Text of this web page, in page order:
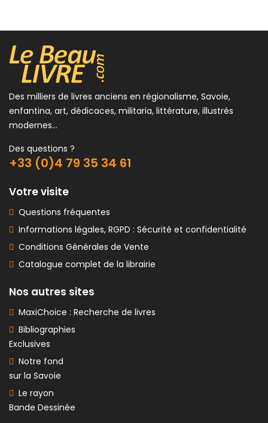
Des milliers de livres anciens en régionalisme, Savoie,
enfantina, art, dédicaces, militaria, littérature, illustrés
modernes...
Des questions ?
+33 (0)4 79 35 34 61
Votre visite
Questions fréquentes
Informations légales, RGPD : Sécurité et confidentialité
Conditions Générales de Vente
Catalogue complet de la librairie
Nos autres sites
MaxiChoice : Recherche de livres
Bibliographies
Exclusives
Notre fond
sur la Savoie
Le rayon
Bande Dessinée